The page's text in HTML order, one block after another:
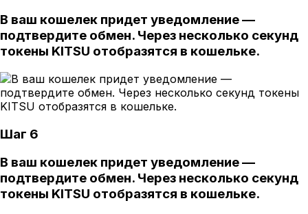
В ваш кошелек придет уведомление —
подтвердите обмен. Через несколько секунд
токены KITSU отобразятся в кошельке.
Шаг 6
В ваш кошелек придет уведомление —
подтвердите обмен. Через несколько секунд
токены KITSU отобразятся в кошельке.